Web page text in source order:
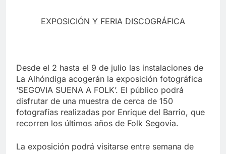
EXPOSICIÓN Y FERIA DISCOGRÁFICA
Desde el 2 hasta el 9 de julio las instalaciones de
La Alhóndiga acogerán la exposición fotográfica
‘SEGOVIA SUENA A FOLK’. El público podrá
disfrutar de una muestra de cerca de 150
fotografías realizadas por Enrique del Barrio, que
recorren los últimos años de Folk Segovia.
La exposición podrá visitarse entre semana de